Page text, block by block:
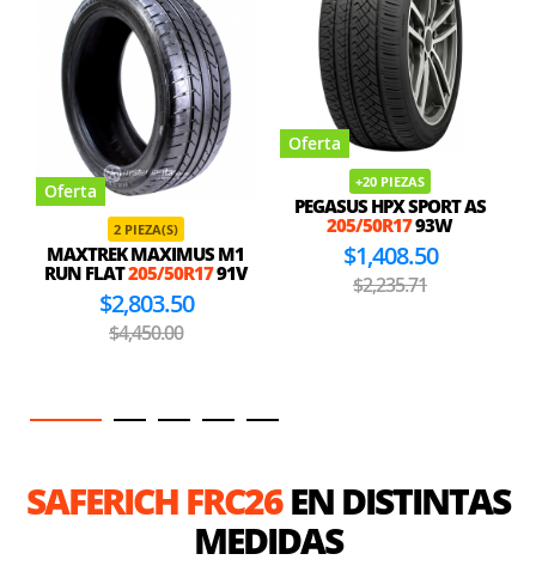
Oferta
2 PIEZA(S)
MAXTREK MAXIMUS M1
RUN FLAT205/50R1791V
$2,803.50
$4,450.00
Oferta
+20 PIEZAS
PEGASUS HPX SPORT AS
205/50R1793W
$1,408.50
$2,235.71
SAFERICH FRC26EN DISTINTAS
MEDIDAS